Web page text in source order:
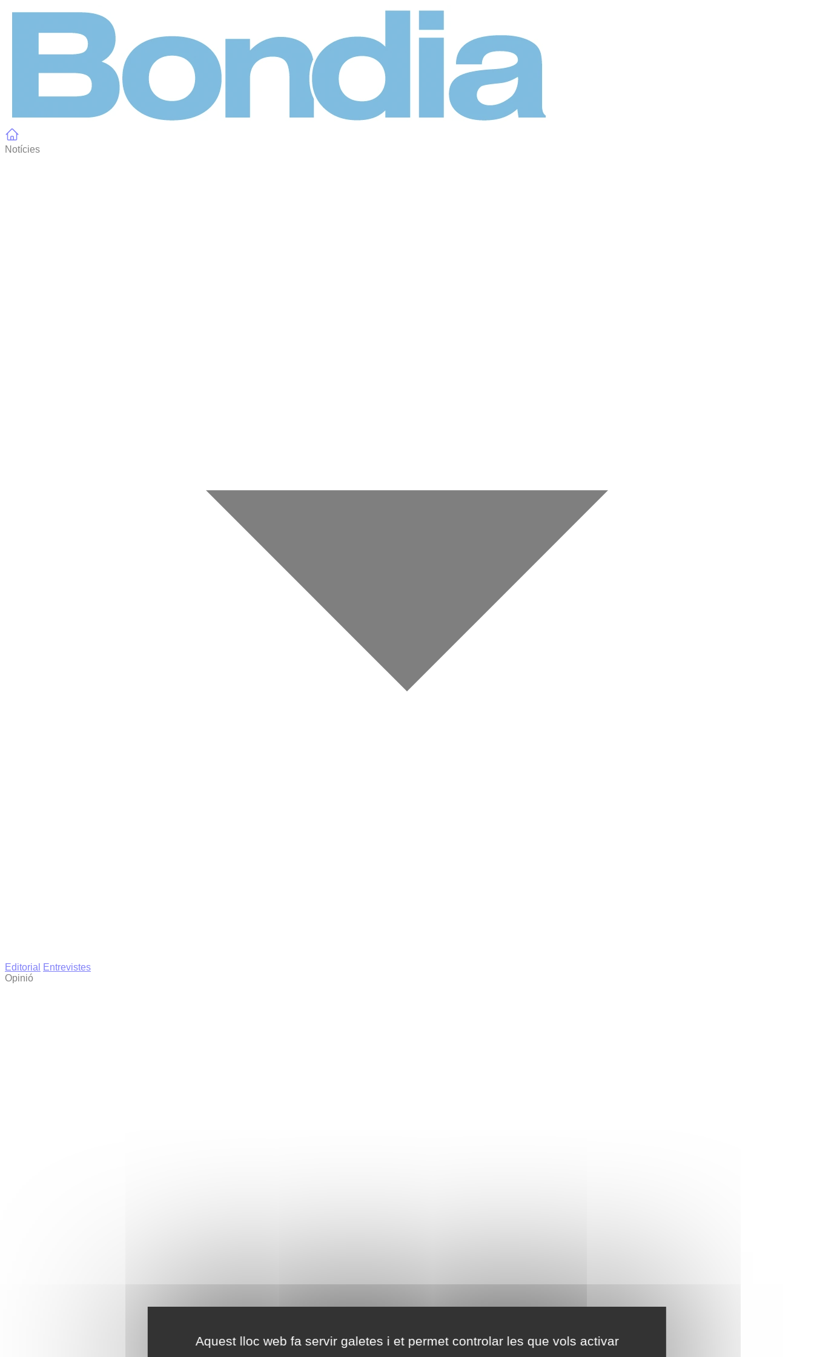
Aquest lloc web fa servir galetes i et permet controlar les que vols activar
Notícies
Editorial
Entrevistes
Opinió